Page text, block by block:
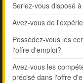
Seriez-vous disposé
Avez-vous de
Possédez-vous les
l'offre d'emploi?
Avez-vous les
précisé dans l'offre